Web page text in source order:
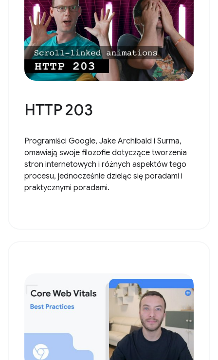
HTTP 203
Programiści Google, Jake Archibald i Surma,
omawiają swoje filozofie dotyczące tworzenia
stron internetowych i różnych aspektów tego
procesu, jednocześnie dzieląc się poradami i
praktycznymi poradami.